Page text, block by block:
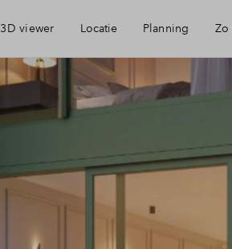
3D viewer Locatie
Bereikbaarheid
Planning Zo
Keuken: Iris
Keuken: